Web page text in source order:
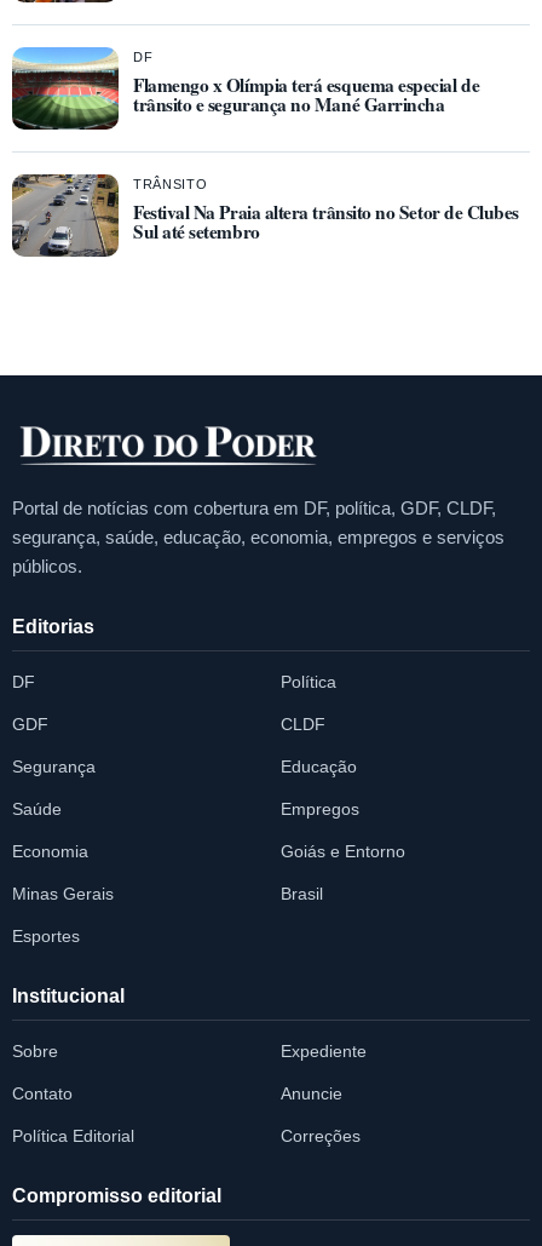
DF
Flamengo x Olímpia terá esquema especial de
trânsito e segurança no Mané Garrincha
TRÂNSITO
Festival Na Praia altera trânsito no Setor de Clubes
Sul até setembro
Portal de notícias com cobertura em DF, política, GDF, CLDF,
segurança, saúde, educação, economia, empregos e serviços
públicos.
Editorias
DF Política
GDF CLDF
Segurança Educação
Saúde Empregos
Economia Goiás e Entorno
Minas Gerais Brasil
Esportes
Institucional
Sobre Expediente
Contato Anuncie
Política Editorial Correções
Compromisso editorial